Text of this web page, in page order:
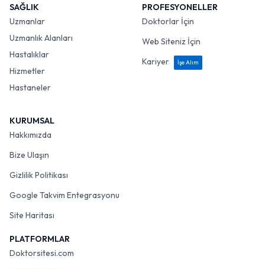
SAĞLIK
Uzmanlar
Uzmanlık Alanları
Hastalıklar
Hizmetler
Hastaneler
PROFESYONELLER
Doktorlar İçin
Web Siteniz İçin
Kariyer
İşe Alım
KURUMSAL
Hakkımızda
Bize Ulaşın
Gizlilik Politikası
Google Takvim Entegrasyonu
Site Haritası
PLATFORMLAR
Doktorsitesi.com